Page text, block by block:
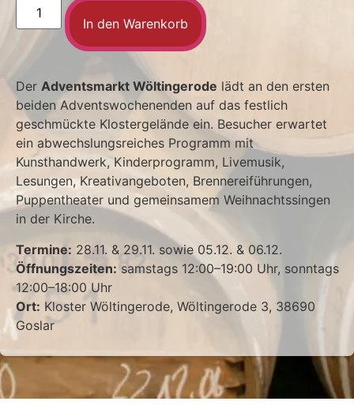
In den Warenkorb
Der Adventsmarkt Wöltingerode lädt an den ersten
beiden Adventswochenenden auf das festlich
geschmückte Klostergelände ein. Besucher erwartet
ein abwechslungsreiches Programm mit
Kunsthandwerk, Kinderprogramm, Livemusik,
Lesungen, Kreativangeboten, Brennereiführungen,
Puppentheater und gemeinsamem Weihnachtssingen
in der Kirche.
Termine: 28.11. & 29.11. sowie 05.12. & 06.12.
Öffnungszeiten: samstags 12:00–19:00 Uhr, sonntags
12:00–18:00 Uhr
Ort: Kloster Wöltingerode, Wöltingerode 3, 38690
Goslar